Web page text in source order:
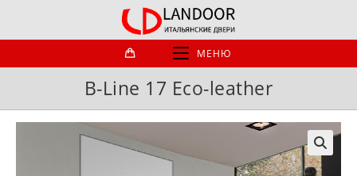
МЕНЮ
B-Line 17 Eco-leather
🔍